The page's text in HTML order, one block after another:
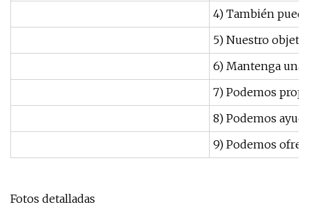
4) También
5) Nuestro
6) Mantenga una
7) Podemos
8) Podemos
9) Podemos
Fotos detalladas